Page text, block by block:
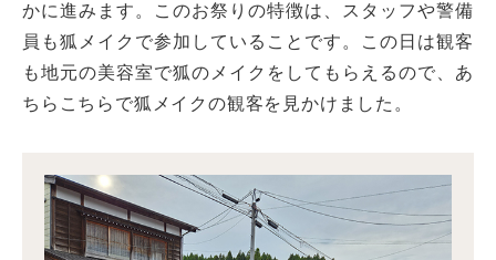
かに進みます。このお祭りの特徴は、スタッフや警備
員も狐メイクで参加していることです。この日は観客
も地元の美容室で狐のメイクをしてもらえるので、あ
ちらこちらで狐メイクの観客を見かけました。